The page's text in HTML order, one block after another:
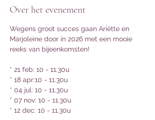
Over het evenement
Wegens groot succes gaan Ariëtte en
Marjoleine door in 2026 met een mooie
reeks van bijeenkomsten!
* 21 feb: 10 - 11.30u
* 18 apr:10 - 11.30u
* 04 jul: 10 - 11.30u
* 07 nov: 10 - 11.30u
* 12 dec: 10 - 11.30u